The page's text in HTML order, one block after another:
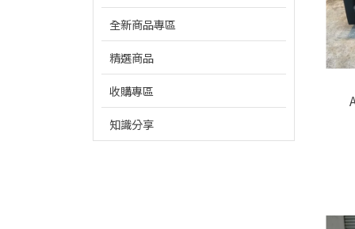
全新商品專區
精選商品
收購專區
知識分享